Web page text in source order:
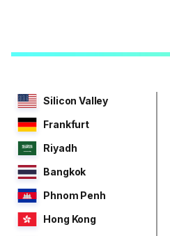
Silicon Valley
Frankfurt
Riyadh
Bangkok
Phnom Penh
Hong Kong